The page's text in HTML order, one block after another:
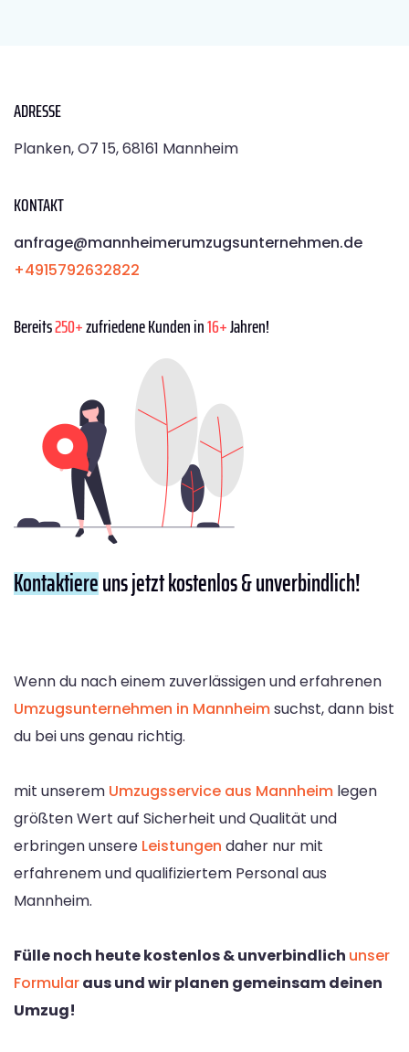
ADRESSE
Planken, O7 15, 68161 Mannheim
KONTAKT
anfrage@mannheimerumzugsunternehmen.de
+4915792632822
Bereits250+zufriedene Kunden in16+Jahren!
Kontaktiereuns jetzt kostenlos & unverbindlich!
Wenn du nach einem zuverlässigen und erfahrenen
Umzugsunternehmen in Mannheimsuchst, dann bist
du bei uns genau richtig.
mit unserem Umzugsservice aus Mannheim legen
größten Wert auf Sicherheit und Qualität und
erbringen unsere Leistungen daher nur mit
erfahrenem und qualifiziertem Personal aus
Mannheim.
Fülle noch heute kostenlos & unverbindlich unser
Formularaus und wir planen gemeinsam deinen
Umzug!